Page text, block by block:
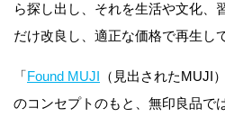
ら探し出し、それを生活や文化、
だけ改良し、適正な価格で再生し
「Found MUJI （見出されたMUJI
のコンセプトのもと、無印良品で